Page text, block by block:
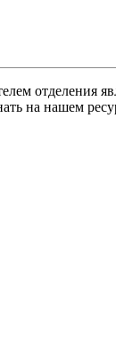
отделения
на нашем